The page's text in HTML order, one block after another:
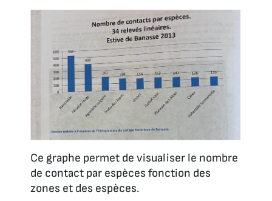
Ce graphe permet de visualiser le nombre
de contact par espèces fonction des
zones et des espèces.